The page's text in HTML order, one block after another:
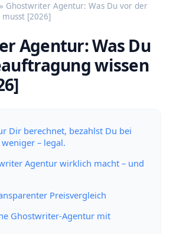
» Ghostwriter Agentur: Was Du vor der
[2026]
Agentur: Was Du
wissen
Dir berechnet, bezahlst Du bei
– legal.
Agentur wirklich macht – und
Preisvergleich
Ghostwriter-Agentur mit